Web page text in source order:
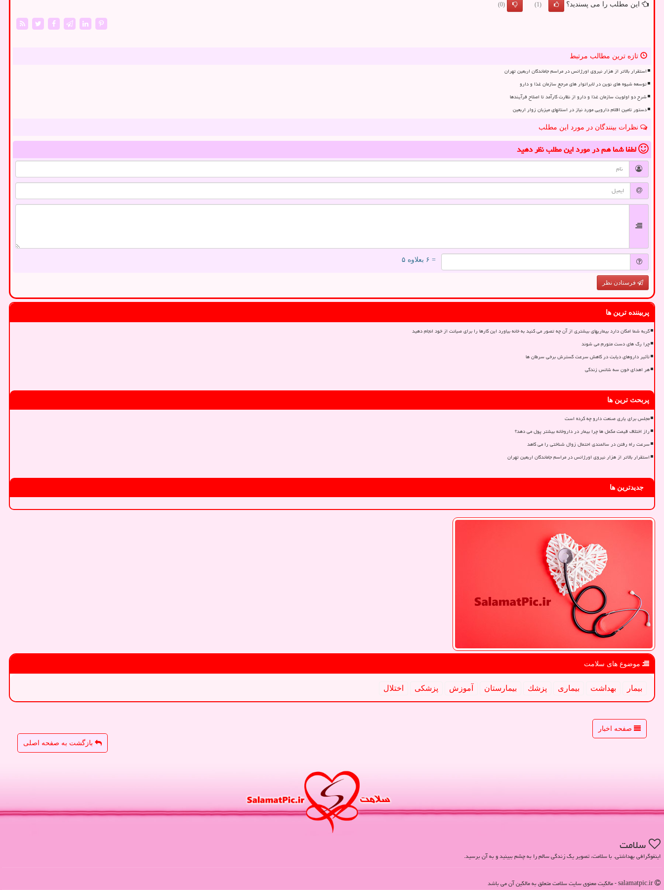
این مطلب را می پسندید؟ (1)
(0)
تازه ترین مطالب مرتبط
استقرار بالاتر از هزار نیروی اورژانس در مراسم جاماندگان اربعین تهران
توسعه شیوه های نوین در لابراتوار های مرجع سازمان غذا و دارو
شرح دو اولویت سازمان غذا و دارو از نظارت کارآمد تا اصلاح فرآیندها
دستور تامین اقلام دارویی مورد نیاز در استانهای میزبان زوار اربعین
نظرات بینندگان در مورد این مطلب
لطفا شما همدر مورد این مطلبنظر دهید
= ۶ بعلاوه ۵
فرستادن نظر
پربیننده ترین ها
گربه شما امکان دارد بیماریهای بیشتری از آن چه تصور می کنید به خانه بیاورد این کارها را برای صیانت از خود انجام دهید
چرا رگ های دست متورم می شوند
تأثیر داروهای دیابت در کاهش سرعت گسترش برخی سرطان ها
هر اهدای خون سه شانس زندگی
پربحث ترین ها
مجلس برای یاری صنعت دارو چه کرده است
راز اختلاف قیمت مکمل ها چرا بیمار در داروخانه بیشتر پول می دهد؟
سرعت راه رفتن در سالمندی احتمال زوال شناختی را می کاهد
استقرار بالاتر از هزار نیروی اورژانس در مراسم جاماندگان اربعین تهران
جدیدترین ها
موضوع های سلامت
بیمار بهداشت بیماری پزشك بیمارستان آموزش پزشكی اختلال
صفحه اخبار
بازگشت به صفحه اصلی
سلامت
اینفوگرافی بهداشتی. با سلامت، تصویر یک زندگی سالم را به چشم ببینید و به آن برسید.